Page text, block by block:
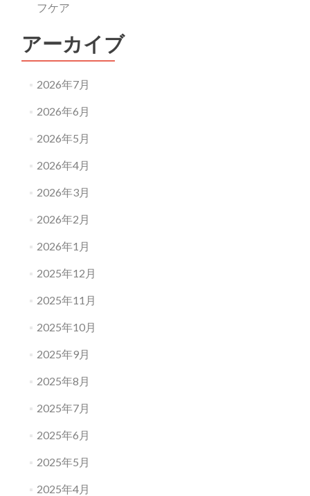
フケア
アーカイブ
2026年7月
2026年6月
2026年5月
2026年4月
2026年3月
2026年2月
2026年1月
2025年12月
2025年11月
2025年10月
2025年9月
2025年8月
2025年7月
2025年6月
2025年5月
2025年4月